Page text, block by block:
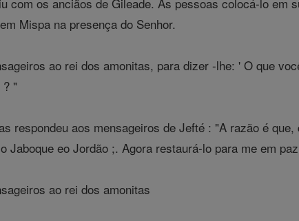
Mispa na presença do Senhor.
ao rei dos amonitas, para dizer -lhe: ' O que
"
respondeu aos mensageiros de Jefté : "A razão é
Jaboque eo Jordão ;. Agora restaurá-lo para me em
ao rei dos amonitas